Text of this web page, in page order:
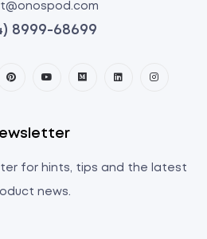
8999-68699
for hints, tips and the latest
news.